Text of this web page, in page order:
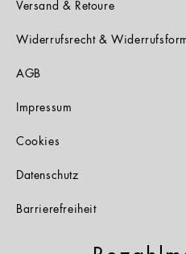
Versand & Retoure
Widerrufsrecht &
AGB
Impressum
Cookies
Datenschutz
Barrierefreiheit